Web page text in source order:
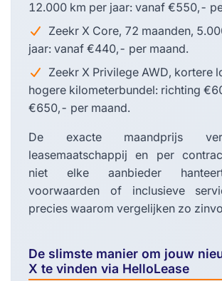
12.000 km per jaar: vanaf €550,-
Zeekr X Core, 72 maanden,
jaar: vanaf €440,- per maand.
Zeekr X Privilege AWD, kortere
hogere kilometerbundel: richting
€650,- per maand.
De exacte maandprijs
leasemaatschappij en per
niet elke aanbieder
voorwaarden of inclusieve
precies waarom vergelijken zo
De slimste manier om jouw
X te vinden via HelloLease